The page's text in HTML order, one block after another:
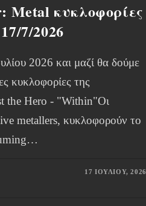
Metal κυκλοφορίες
17/7/2026
2026 και μαζί θα δούμε
κυκλοφορίες της
the Hero - "Within"Οι
metallers, κυκλοφορούν το
17 ΙΟΥΛΊΟΥ, 2026